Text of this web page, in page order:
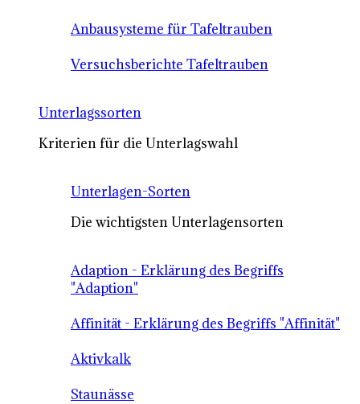
Anbausysteme für Tafeltrauben
Versuchsberichte Tafeltrauben
Unterlagssorten
Kriterien für die Unterlagswahl
Unterlagen-Sorten
Die wichtigsten Unterlagensorten
Adaption - Erklärung des Begriffs
"Adaption"
Affinität - Erklärung des Begriffs "Affinität"
Aktivkalk
Staunässe